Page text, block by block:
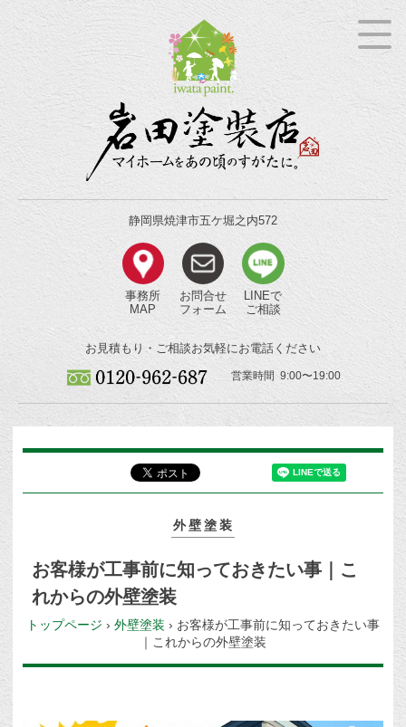
静岡県焼津市五ケ堀之内572
事務所
MAP
お問合せ
フォーム
LINEで
ご相談
お見積もり・ご相談お気軽にお電話ください
営業時間 9:00〜19:00
外壁塗装
お客様が工事前に知っておきたい事｜こ
れからの外壁塗装
トップページ › 外壁塗装 › お客様が工事前に知っておきたい事
｜これからの外壁塗装